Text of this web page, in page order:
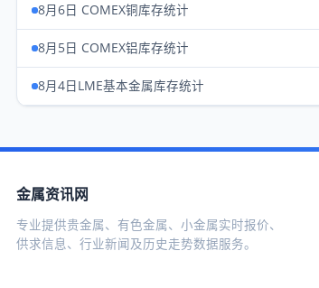
8月6日 COMEX铜库存统计
8月5日 COMEX铝库存统计
8月4日LME基本金属库存统计
金属资讯网
专业提供贵金属、有色金属、小金属实时报价、
供求信息、行业新闻及历史走势数据服务。